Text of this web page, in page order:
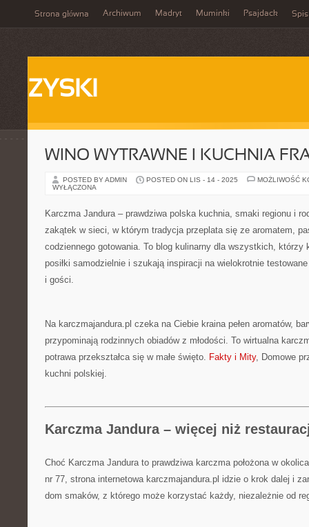
Strona główna Archiwum Madryt Muminki Psajdack Spis
ZYSKI
WINO WYTRAWNE I KUCHNIA
POSTED BY ADMIN POSTED ON LIS - 14 - 2025
MOŻLIWOŚĆ
WYŁĄCZONA
Karczma Jandura – prawdziwa polska kuchnia, smaki regionu i
zakątek w sieci, w którym tradycja przeplata się ze aromatem,
codziennego gotowania. To blog kulinarny dla wszystkich, którzy
posiłki samodzielnie i szukają inspiracji na wielokrotnie
i gości.
Na karczmajandura.pl czeka na Ciebie kraina pełen aromatów,
przypominają rodzinnych obiadów z młodości. To wirtualna
potrawa przekształca się w małe święto. Fakty i Mity, Domowe
kuchni polskiej.
Karczma Jandura – więcej niż
Choć Karczma Jandura to prawdziwa karczma położona w
nr 77, strona internetowa karczmajandura.pl idzie o krok dalej i
dom smaków, z którego może korzystać każdy, niezależnie od